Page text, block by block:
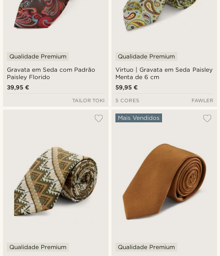
Gravata em Seda com Padrão
Paisley Florido
Qualidade Premium
39,95 €
TAILOR TOKI
Virtuo | Gravata em Seda Paisley
Menta de 6 cm
Qualidade Premium
59,95 €
5 CORES FAWLER
Qualidade Premium
Mais Vendidos
Qualidade Premium